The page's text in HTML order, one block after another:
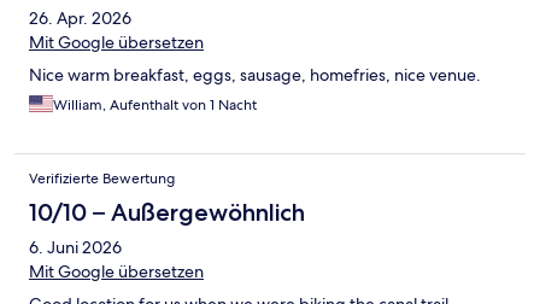
26. Apr. 2026
Mit Google übersetzen
Nice warm breakfast, eggs, sausage, homefries, nice venue.
William, Aufenthalt von 1 Nacht
Verifizierte Bewertung
10/10 – Außergewöhnlich
6. Juni 2026
Mit Google übersetzen